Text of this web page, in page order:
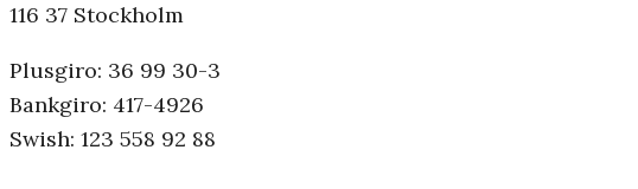
116 37 Stockholm
Plusgiro: 36 99 30-3
Bankgiro: 417-4926
Swish: 123 558 92 88